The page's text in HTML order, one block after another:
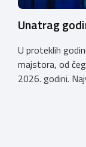
Unatrag
U proteklih
majstora, od
2026. godini.
majstor
majstora